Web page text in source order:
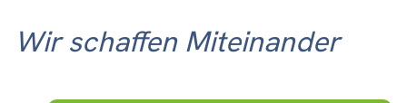
Wir schaffen Miteinander